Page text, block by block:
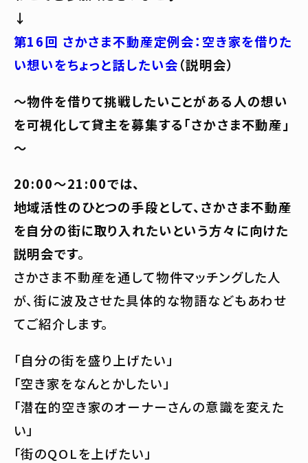
↓
第16回 さかさま不動産定例会：空き家を借りた
い想いをちょっと話したい会（説明会）
～物件を借りて挑戦したいことがある人の想い
を可視化して貸主を募集する「さかさま不動産」
～
20:00〜21:00では、
地域活性のひとつの手段として、さかさま不動産
を自分の街に取り入れたいという方々に向けた
説明会です。
さかさま不動産を通して物件マッチングした人
が、街に波及させた具体的な物語などもあわせ
てご紹介します。
「自分の街を盛り上げたい」
「空き家をなんとかしたい」
「潜在的空き家のオーナーさんの意識を変えた
い」
「街のQOLを上げたい」